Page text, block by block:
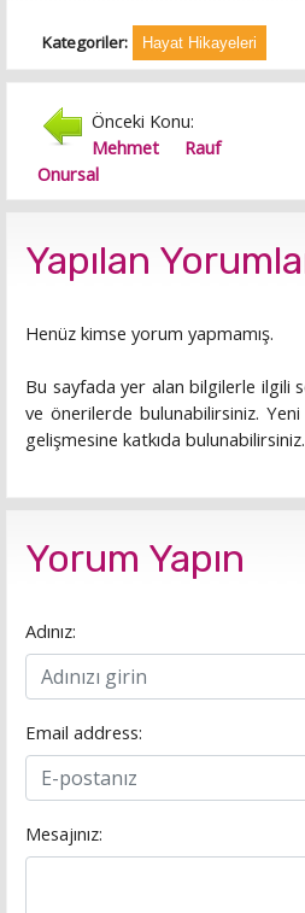
Kategoriler: Hayat Hikayeleri
Önceki Konu:
Mehmet Rauf
Onursal
Yapılan
Henüz kimse yorum yapmamış.
Bu sayfada yer alan bilgilerle ilgili
ve önerilerde bulunabilirsiniz.
gelişmesine katkıda bulunabilirsiniz.
Yorum Yapın
Adınız:
Email address:
Mesajınız: